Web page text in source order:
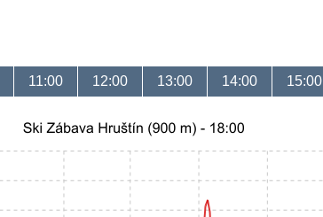
11:00 12:00 13:00 14:00 15:00